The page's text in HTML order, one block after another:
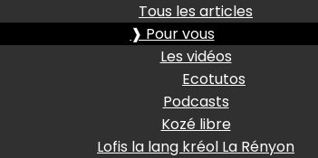
Tous les articles
❱ Pour vous
Les vidéos
Ecotutos
Podcasts
Kozé libre
Lofis la lang kréol La Rényon